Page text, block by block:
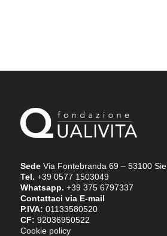
SedeVia Fontebranda 69 – 53100
Tel. +39 0577 1503049
Whatsapp. +39 375 6797337
Contattaci via E-mail
P.IVA: 01133580520
CF: 92036950522
Cookie policy